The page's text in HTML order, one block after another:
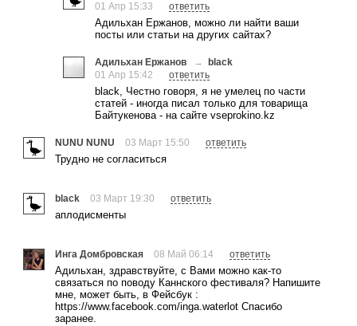
01 Апр 15:33
ответить
Адильхан Ержанов, можно ли найти ваши
посты или статьи на других сайтах?
Адильхан Ержанов →
black
01 Апр 15:42
ответить
black, Честно говоря, я не умелец по части
статей - иногда писал только для товарища
Байтукенова - на сайте vseprokino.kz
NUNU NUNU 03 Март 15:50 ответить
Трудно не согласиться
black 03 Март 19:30 ответить
аплодисменты
Инга Домбровская 08 Май 06:14 ответить
Адильхан, здравствуйте, с Вами можно как-то
связаться по поводу Каннского фестиваля? Напишите
мне, может быть, в Фейсбук :
https://www.facebook.com/inga.waterlot Спасибо
заранее.